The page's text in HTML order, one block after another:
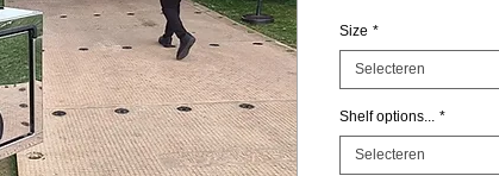
Size *
Selecteren
Shelf options... *
Selecteren